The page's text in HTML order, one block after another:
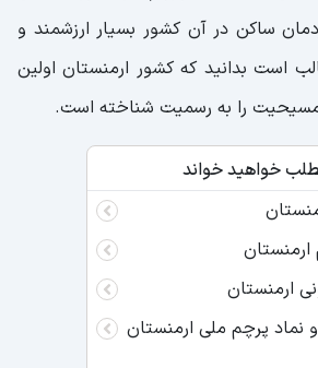
ساکن در آن کشور بسیار ارزشمند و
است بدانید که کشور ارمنستان اولین
را به رسمیت شناخته است.
خواهید خواند
ارمنستان
نماد پرچم ملی ارمنستان